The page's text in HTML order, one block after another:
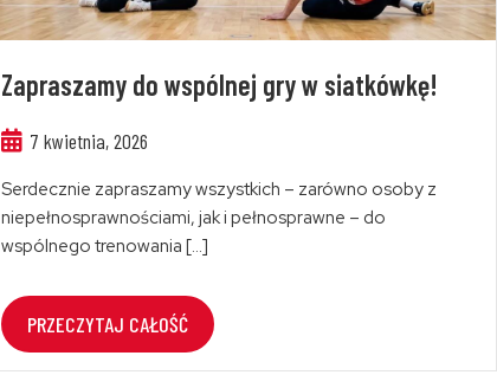
Zapraszamy do wspólnej gry w siatkówkę!
7 kwietnia, 2026
Serdecznie zapraszamy wszystkich – zarówno osoby z
niepełnosprawnościami, jak i pełnosprawne – do
wspólnego trenowania […]
PRZECZYTAJ CAŁOŚĆ